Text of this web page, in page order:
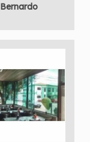
Bernardo